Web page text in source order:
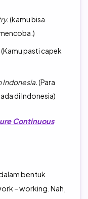
(kamu bisa
(Kamu pasti capek
Indonesia. (Para
di Indonesia)
Continuous
bentuk
– working. Nah,